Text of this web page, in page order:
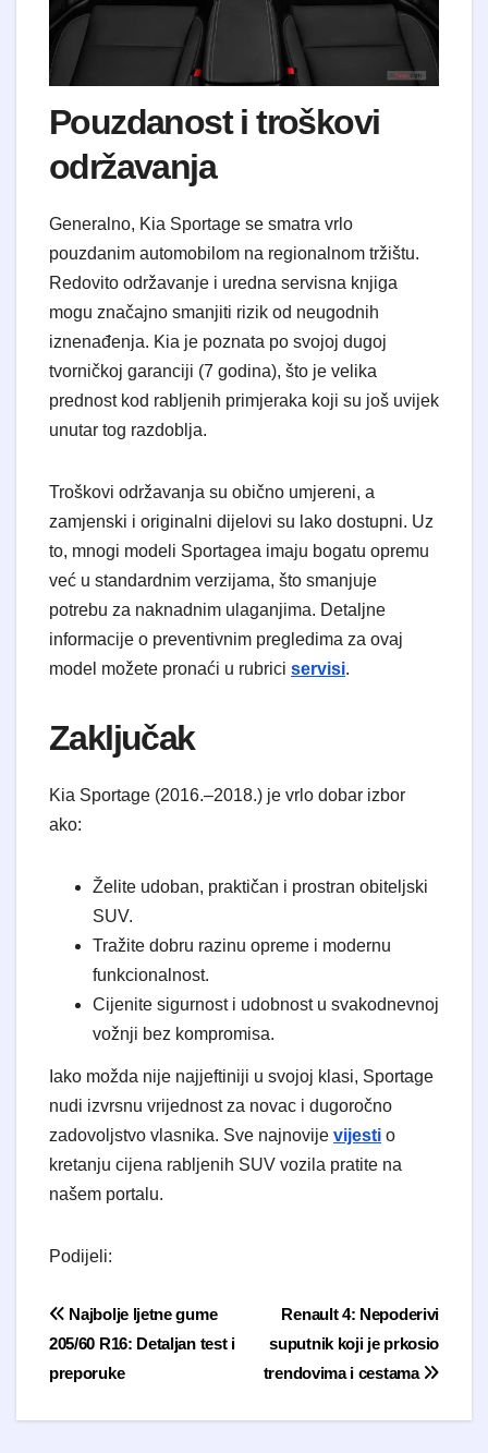
​Pouzdanost i troškovi
održavanja
​Generalno, Kia Sportage se smatra vrlo
pouzdanim automobilom na regionalnom tržištu.
Redovito održavanje i uredna servisna knjiga
mogu značajno smanjiti rizik od neugodnih
iznenađenja. Kia je poznata po svojoj dugoj
tvorničkoj garanciji (7 godina), što je velika
prednost kod rabljenih primjeraka koji su još uvijek
unutar tog razdoblja.
​Troškovi održavanja su obično umjereni, a
zamjenski i originalni dijelovi su lako dostupni. Uz
to, mnogi modeli Sportagea imaju bogatu opremu
već u standardnim verzijama, što smanjuje
potrebu za naknadnim ulaganjima. Detaljne
informacije o preventivnim pregledima za ovaj
model možete pronaći u rubrici servisi.
​Zaključak
​Kia Sportage (2016.–2018.) je vrlo dobar izbor
ako:
​Želite udoban, praktičan i prostran obiteljski
SUV.
​Tražite dobru razinu opreme i modernu
funkcionalnost.
​Cijenite sigurnost i udobnost u svakodnevnoj
vožnji bez kompromisa.
​Iako možda nije najjeftiniji u svojoj klasi, Sportage
nudi izvrsnu vrijednost za novac i dugoročno
zadovoljstvo vlasnika. Sve najnovije vijesti o
kretanju cijena rabljenih SUV vozila pratite na
našem portalu.
Podijeli:
Navigacija objavaRenault 4: Nepoderivi
suputnik koji je prkosio
trendovima i cestama
Najbolje ljetne gume
205/60 R16: Detaljan test i
preporuke